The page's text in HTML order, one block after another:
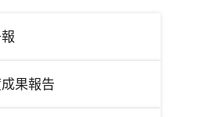
果報告